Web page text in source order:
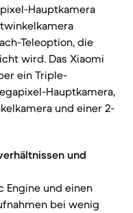
Hauptkamera
Teleoption, die
wird. Das Xiaomi
ein Triple-
Hauptkamera,
und einer 2-
und
Engine und einen
bei wenig